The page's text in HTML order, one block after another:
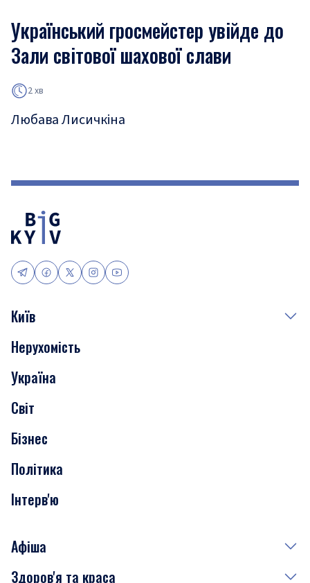
Український гросмейстер увійде до
Зали світової шахової слави
2 хв
Любава Лисичкіна
Київ
Події
Скандали
Нерухомість
Транспорт
Нерухомість
Україна
Світ
Бізнес
Політика
Інтерв'ю
Афіша
Здоров'я та краса